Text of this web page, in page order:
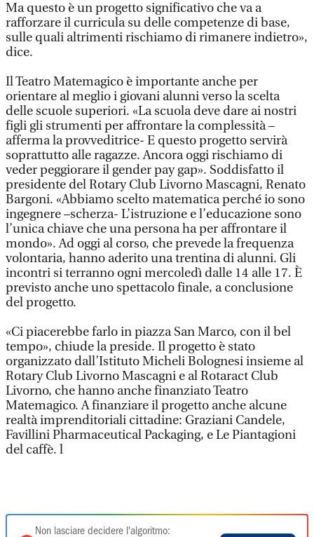
Ma questo è un progetto significativo che va a
rafforzare il curricula su delle competenze di base,
sulle quali altrimenti rischiamo di rimanere indietro»,
dice.
Il Teatro Matemagico è importante anche per
orientare al meglio i giovani alunni verso la scelta
delle scuole superiori. «La scuola deve dare ai nostri
figli gli strumenti per affrontare la complessità –
afferma la provveditrice- E questo progetto servirà
soprattutto alle ragazze. Ancora oggi rischiamo di
veder peggiorare il gender pay gap». Soddisfatto il
presidente del Rotary Club Livorno Mascagni, Renato
Bargoni. «Abbiamo scelto matematica perché io sono
ingegnere –scherza- L’istruzione e l’educazione sono
l’unica chiave che una persona ha per affrontare il
mondo». Ad oggi al corso, che prevede la frequenza
volontaria, hanno aderito una trentina di alunni. Gli
incontri si terranno ogni mercoledì dalle 14 alle 17. È
previsto anche uno spettacolo finale, a conclusione
del progetto.
«Ci piacerebbe farlo in piazza San Marco, con il bel
tempo», chiude la preside. Il progetto è stato
organizzato dall’Istituto Micheli Bolognesi insieme al
Rotary Club Livorno Mascagni e al Rotaract Club
Livorno, che hanno anche finanziato Teatro
Matemagico. A finanziare il progetto anche alcune
realtà imprenditoriali cittadine: Graziani Candele,
Favillini Pharmaceutical Packaging, e Le Piantagioni
del caffè. l
Non lasciare decidere l'algoritmo: